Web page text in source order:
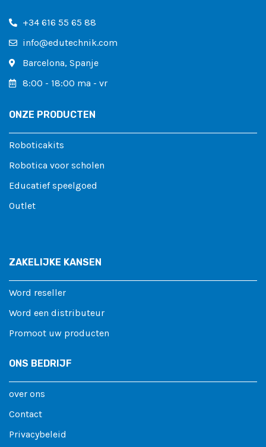
+34 616 55 65 88
info@edutechnik.com
Barcelona, ​​Spanje
8:00 - 18:00 ma - vr
ONZE PRODUCTEN
Roboticakits
Robotica voor scholen
Educatief speelgoed
Outlet
ZAKELIJKE KANSEN
Word reseller
Word een distributeur
Promoot uw producten
ONS BEDRIJF
over ons
Contact
Privacybeleid